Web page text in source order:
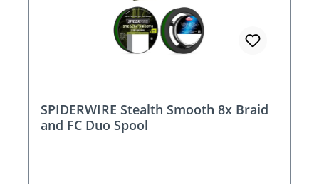
SPIDERWIRE Stealth Smooth 8x Braid
and FC Duo Spool